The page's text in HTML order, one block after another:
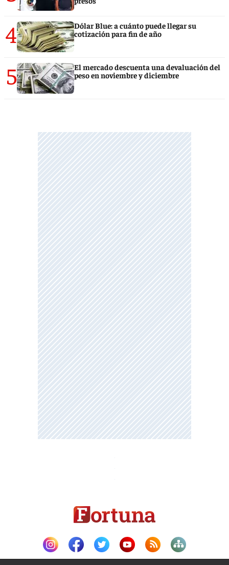
4
Dólar Blue: a cuánto puede llegar su
cotización para fin de año
5
El mercado descuenta una devaluación del
peso en noviembre y diciembre